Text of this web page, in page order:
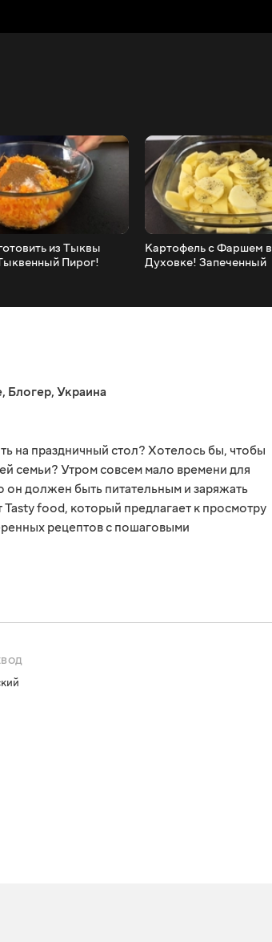
из Тыквы
Пирог!
Картофель с Фаршем в
Духовке! Запеченный
, Блогер, Украина
на праздничный стол? Хотелось бы, чтобы
семьи? Утром совсем мало времени для
он должен быть питательным и заряжать
food, который предлагает к просмотру
рецептов с пошаговыми